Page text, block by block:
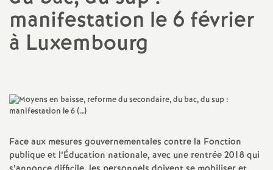
a
i
n
manifestation le 6 février
à Luxembourg
Face aux mesures gouvernementales contre la Fonction
publique et l’Éducation nationale, avec une rentrée 2018 qui